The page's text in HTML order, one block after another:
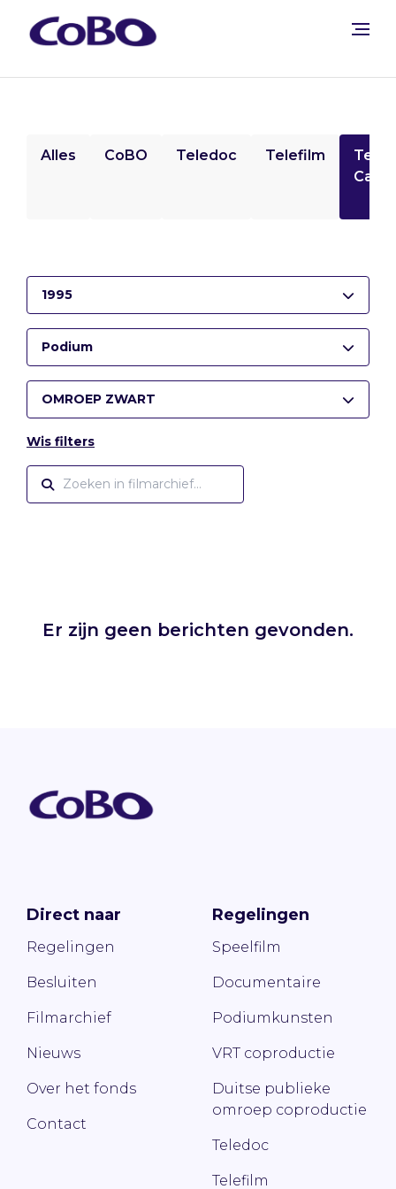
Alles CoBO Teledoc Telefilm
1995
Podium
OMROEP ZWART
Wis filters
Er zijn geen berichten gevonden.
Direct naar
Regelingen
Besluiten
Filmarchief
Nieuws
Over het fonds
Contact
Regelingen
Speelfilm
Documentaire
Podiumkunsten
VRT coproductie
Duitse publieke
omroep coproductie
Teledoc
Telefilm